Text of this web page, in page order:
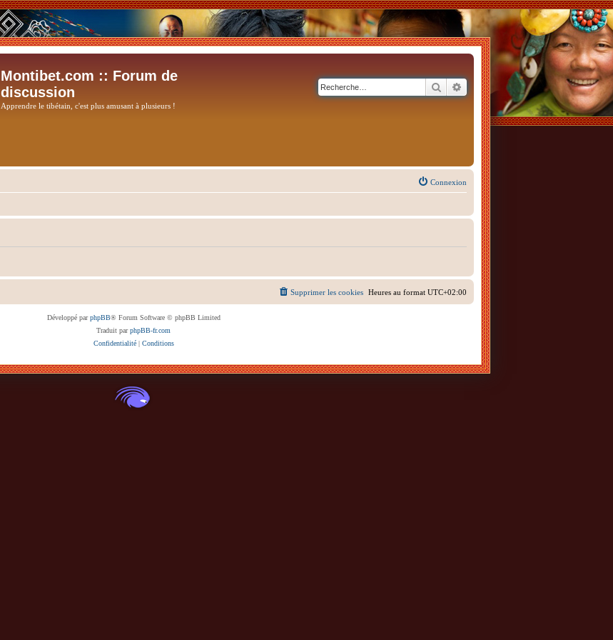
Montibet.com :: Forum de
discussion
Apprendre le tibétain, c'est plus amusant à plusieurs !
RechercherRecherche avancée
Connexion
Heures au format UTC+02:00
Supprimer les cookies
Développé parphpBB® Forum Software © phpBB Limited
Traduit parphpBB-fr.com
Confidentialité| Conditions